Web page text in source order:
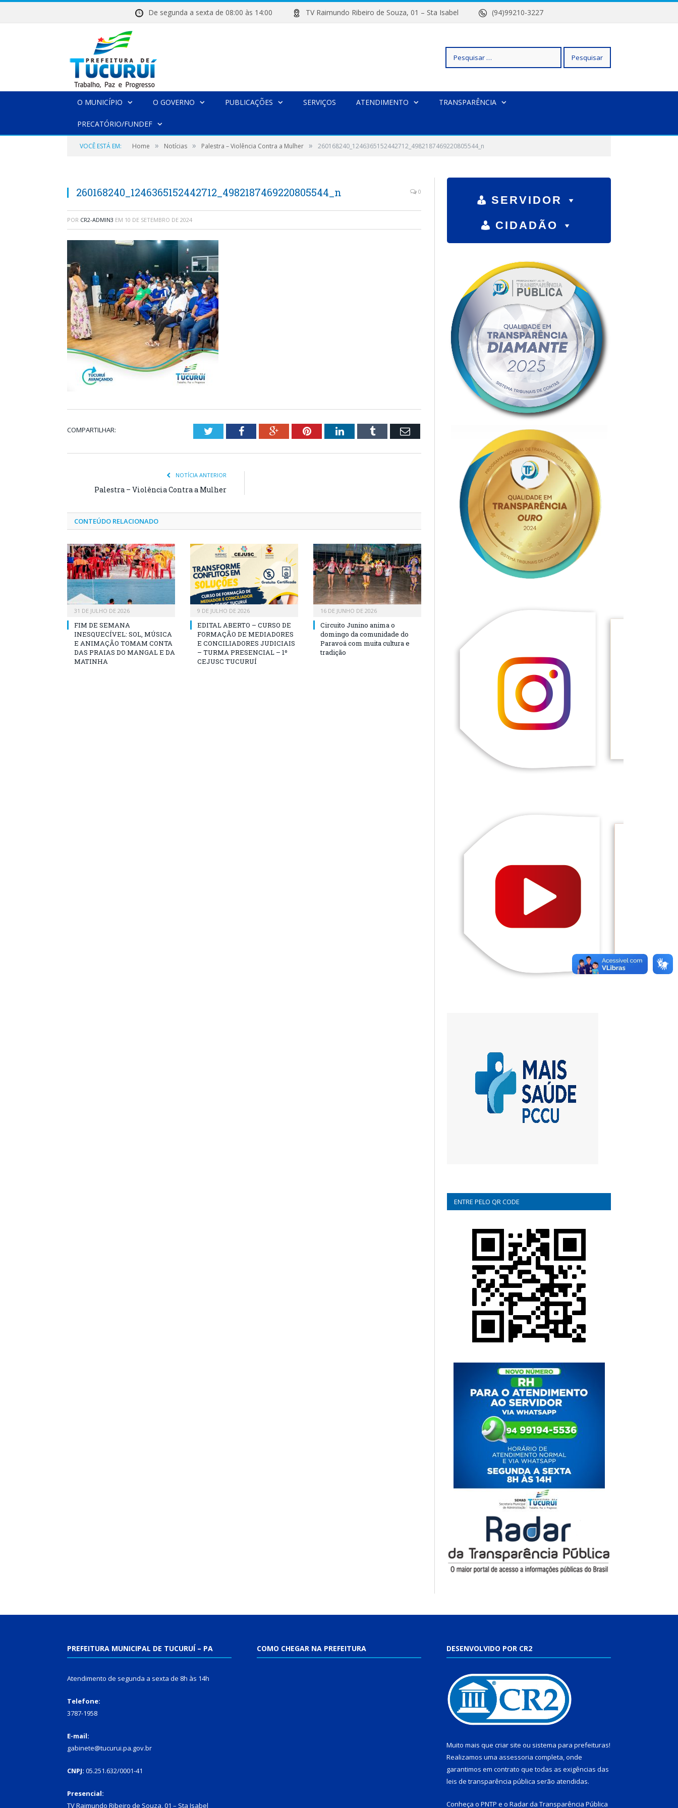
De segunda a sexta de 08:00 às 14:00 TV Raimundo Ribeiro de Souza, 01 – Sta Isabel (94)99210-3227
Pesquisar
O MUNICÍPIO O GOVERNO PUBLICAÇÕES SERVIÇOS ATENDIMENTO TRANSPARÊNCIA
PRECATÓRIO/FUNDEF
VOCÊ ESTÁ EM: Home » Notícias » Palestra – Violência Contra a Mulher » 260168240_1246365152442712_4982187469220805544_n
260168240_1246365152442712_4982187469220805544_n 0
POR CR2-ADMIN3 EM 10 DE SETEMBRO DE 2024
COMPARTILHAR: TwitterFacebookGoogle+PinterestLinkedInTumblr Email
NOTÍCIA ANTERIOR
Palestra – Violência Contra a Mulher
CONTEÚDO RELACIONADO
31 DE JULHO DE 2026
FIM DE SEMANA
INESQUECÍVEL: SOL, MÚSICA
E ANIMAÇÃO TOMAM CONTA
DAS PRAIAS DO MANGAL E DA
MATINHA
9 DE JULHO DE 2026
EDITAL ABERTO – CURSO DE
FORMAÇÃO DE MEDIADORES
E CONCILIADORES JUDICIAIS
– TURMA PRESENCIAL – 1º
CEJUSC TUCURUÍ
16 DE JUNHO DE 2026
Circuito Junino anima o
domingo da comunidade do
Paravoá com muita cultura e
tradição
SERVIDOR
CIDADÃO
ENTRE PELO QR CODE
PREFEITURA MUNICIPAL DE TUCURUÍ – PA
Atendimento de segunda a sexta de 8h às 14h
Telefone:
3787-1958
E-mail:
gabinete@tucurui.pa.gov.br
CNPJ: 05.251.632/0001-41
Presencial:
TV Raimundo Ribeiro de Souza, 01 – Sta Isabel
COMO CHEGAR NA PREFEITURA DESENVOLVIDO POR CR2
Muito mais que criar site ou sistema para prefeituras!
Realizamos uma assessoria completa, onde
garantimos em contrato que todas as exigências das
leis de transparência pública serão atendidas.
Conheça o PNTP e o Radar da Transparência Pública